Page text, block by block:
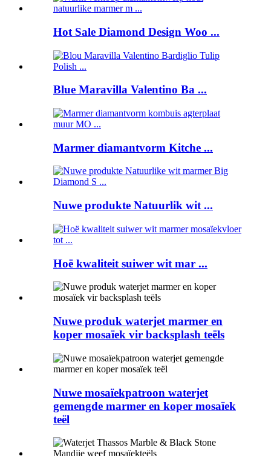
Hot Sale Diamond Design Woo ...
Blue Maravilla Valentino Ba ...
Marmer diamantvorm Kitche ...
Nuwe produkte Natuurlik wit ...
Hoë kwaliteit suiwer wit mar ...
Nuwe produk waterjet marmer en
koper mosaïek vir backsplash teëls
Nuwe mosaïekpatroon waterjet
gemengde marmer en koper mosaïek
teël